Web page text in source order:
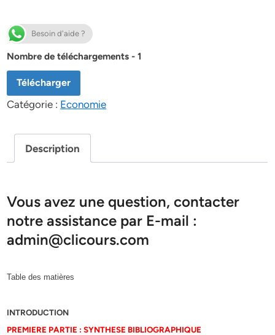
Besoin d'aide ?
Nombre de téléchargements - 1
Télécharger
Catégorie : Economie
Description
Vous avez une question, contacter
notre assistance par E-mail :
admin@clicours.com
Table des matières
INTRODUCTION
PREMIERE PARTIE : SYNTHESE BIBLIOGRAPHIQUE